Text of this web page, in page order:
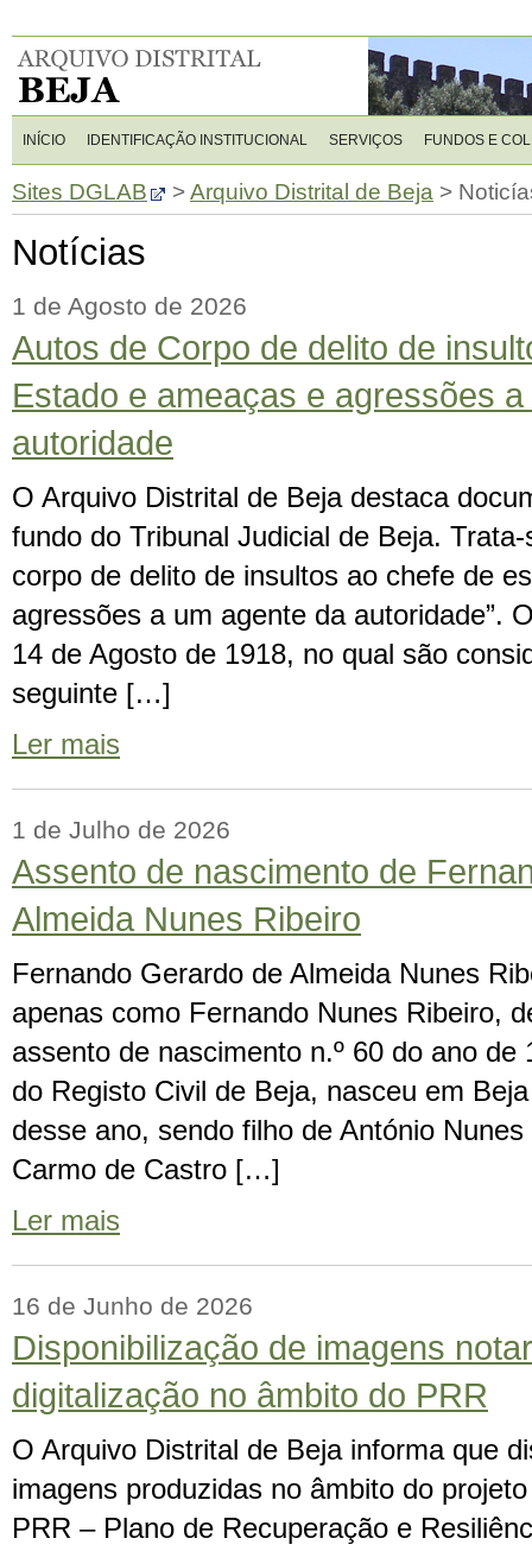
INÍCIO IDENTIFICAÇÃO INSTITUCIONAL SERVIÇOS FUNDOS E
Sites DGLAB >Arquivo Distrital de Beja >
Notícias
1 de Agosto de 2026
Autos de Corpo de delito de
Estado e ameaças e agressões
autoridade
O Arquivo Distrital de Beja destaca
fundo do Tribunal Judicial de Beja.
corpo de delito de insultos ao chefe de
agressões a um agente da autoridade”.
14 de Agosto de 1918, no qual são
seguinte […]
Ler mais
1 de Julho de 2026
Assento de nascimento de
Almeida Nunes Ribeiro
Fernando Gerardo de Almeida Nunes
apenas como Fernando Nunes Ribeiro,
assento de nascimento n.º 60 do ano de
do Registo Civil de Beja, nasceu em
desse ano, sendo filho de António
Carmo de Castro […]
Ler mais
16 de Junho de 2026
Disponibilização de imagens
digitalização no âmbito do PRR
O Arquivo Distrital de Beja informa que
imagens produzidas no âmbito do
PRR – Plano de Recuperação e